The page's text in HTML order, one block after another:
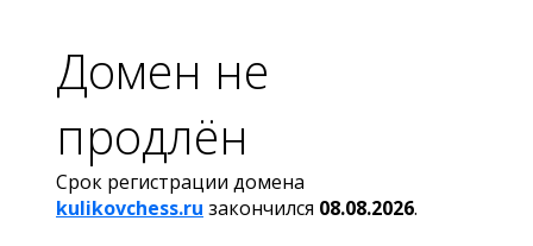
Домен не
продлён
Срок регистрации домена
kulikovchess.ru закончился 08.08.2026.